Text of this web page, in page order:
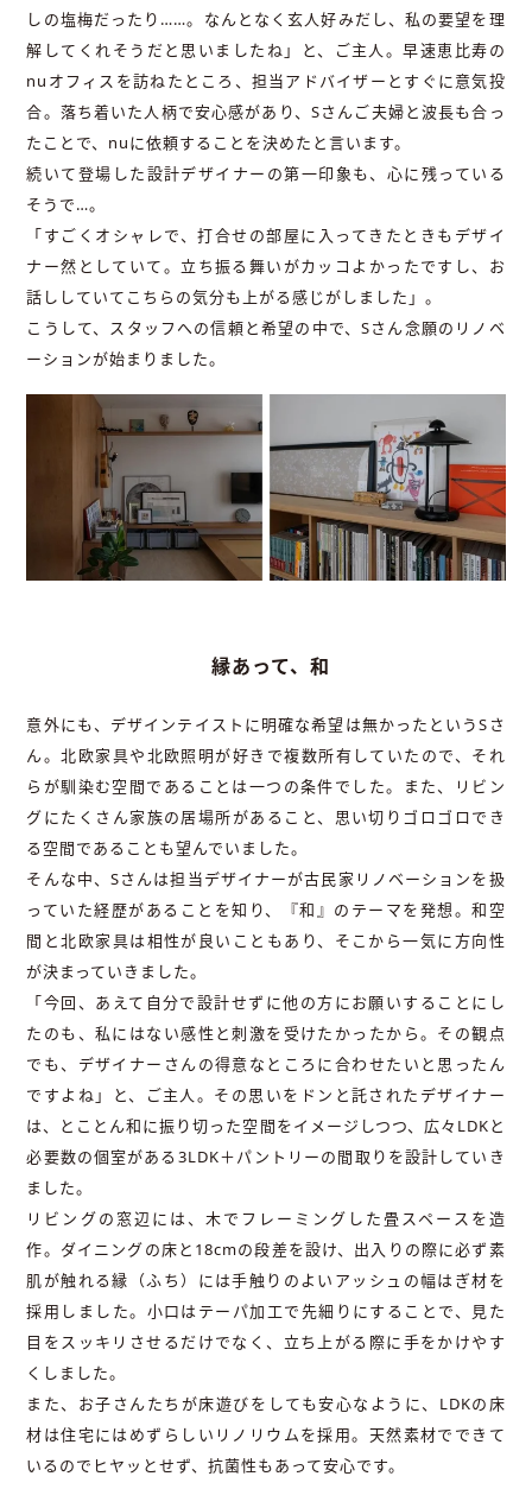
しの塩梅だったり……。なんとなく玄人好みだし、私の要望を理
解してくれそうだと思いましたね」と、ご主人。早速恵比寿の
nuオフィスを訪ねたところ、担当アドバイザーとすぐに意気投
合。落ち着いた人柄で安心感があり、Sさんご夫婦と波長も合っ
たことで、nuに依頼することを決めたと言います。
続いて登場した設計デザイナーの第一印象も、心に残っている
そうで…。
「すごくオシャレで、打合せの部屋に入ってきたときもデザイ
ナー然としていて。立ち振る舞いがカッコよかったですし、お
話ししていてこちらの気分も上がる感じがしました」。
こうして、スタッフへの信頼と希望の中で、Sさん念願のリノベ
ーションが始まりました。
縁あって、和
意外にも、デザインテイストに明確な希望は無かったというSさ
ん。北欧家具や北欧照明が好きで複数所有していたので、それ
らが馴染む空間であることは一つの条件でした。また、リビン
グにたくさん家族の居場所があること、思い切りゴロゴロでき
る空間であることも望んでいました。
そんな中、Sさんは担当デザイナーが古民家リノベーションを扱
っていた経歴があることを知り、『和』のテーマを発想。和空
間と北欧家具は相性が良いこともあり、そこから一気に方向性
が決まっていきました。
「今回、あえて自分で設計せずに他の方にお願いすることにし
たのも、私にはない感性と刺激を受けたかったから。その観点
でも、デザイナーさんの得意なところに合わせたいと思ったん
ですよね」と、ご主人。その思いをドンと託されたデザイナー
は、とことん和に振り切った空間をイメージしつつ、広々LDKと
必要数の個室がある3LDK＋パントリーの間取りを設計していき
ました。
リビングの窓辺には、木でフレーミングした畳スペースを造
作。ダイニングの床と18cmの段差を設け、出入りの際に必ず素
肌が触れる縁（ふち）には手触りのよいアッシュの幅はぎ材を
採用しました。小口はテーパ加工で先細りにすることで、見た
目をスッキリさせるだけでなく、立ち上がる際に手をかけやす
くしました。
また、お子さんたちが床遊びをしても安心なように、LDKの床
材は住宅にはめずらしいリノリウムを採用。天然素材でできて
いるのでヒヤッとせず、抗菌性もあって安心です。